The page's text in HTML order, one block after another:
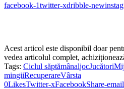
facebook-1twitter-xdribble-new
Acest articol este disponibil doar
vedea articolul complet,
Tags: Ciclul săptămânaljocJucători
mingiiRecuperareVârsta
0LikesTwitter-xFacebookShare-email